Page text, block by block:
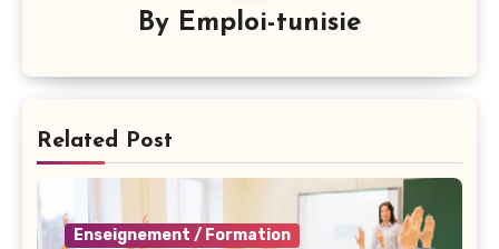
By Emploi-tunisie
Related Post
Enseignement / Formation